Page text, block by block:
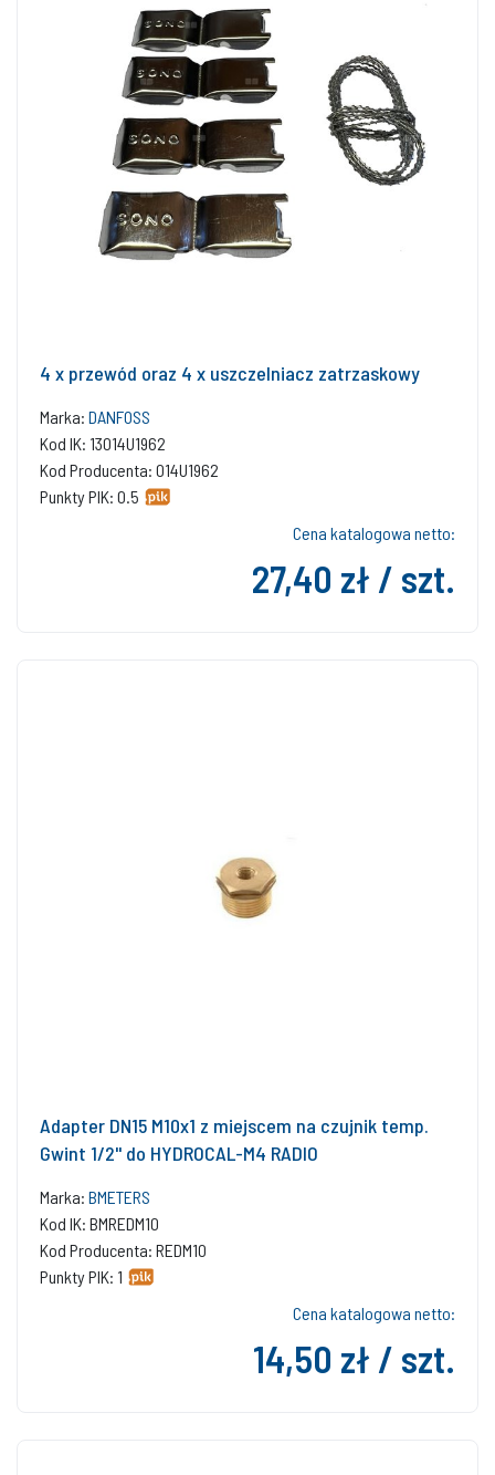
4 x przewód oraz 4 x uszczelniacz zatrzaskowy
Marka: DANFOSS
Kod IK: 13014U1962
Kod Producenta: 014U1962
Punkty PIK: 0.5
Cena katalogowa netto:
27,40 zł / szt.
Adapter DN15 M10x1 z miejscem na czujnik temp.
Gwint 1/2'' do HYDROCAL-M4 RADIO
Marka: BMETERS
Kod IK: BMREDM10
Kod Producenta: REDM10
Punkty PIK: 1
Cena katalogowa netto:
14,50 zł / szt.